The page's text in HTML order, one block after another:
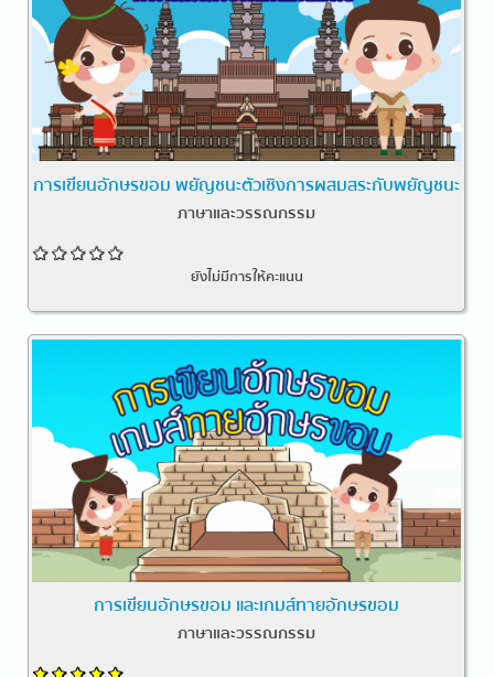
การเขียนอักษรขอม พยัญชนะตัวเชิงการผสมสระกับพยัญชนะ
ภาษาและวรรณกรรม
ยังไม่มีการให้คะแนน
การเขียนอักษรขอม และเกมส์ทายอักษรขอม
ภาษาและวรรณกรรม